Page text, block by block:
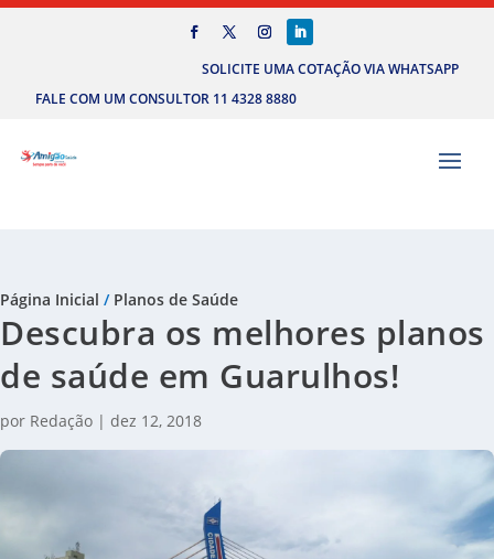
SOLICITE UMA COTAÇÃO VIA WHATSAPP
FALE COM UM CONSULTOR 11 4328 8880
Página Inicial / Planos de Saúde
Descubra os melhores planos
de saúde em Guarulhos!
por Redação | dez 12, 2018